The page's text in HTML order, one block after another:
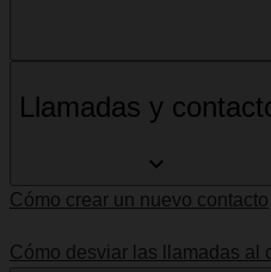
Llamadas y
Cómo crear un nuevo contacto
Cómo desviar las llamadas al